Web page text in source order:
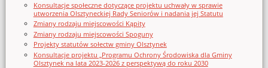
Konsultacje społeczne dotyczące projektu uchwały w sprawie
utworzenia Olsztyneckiej Rady Seniorów i nadania jej Statutu
Zmiany rodzaju miejscowości Kąpity
Zmiany rodzaju miejscowości Spoguny
Projekty statutów sołectw gminy Olsztynek
Konsultacje projektu „Programu Ochrony Środowiska dla Gminy
Olsztynek na lata 2023-2026 z perspektywą do roku 2030